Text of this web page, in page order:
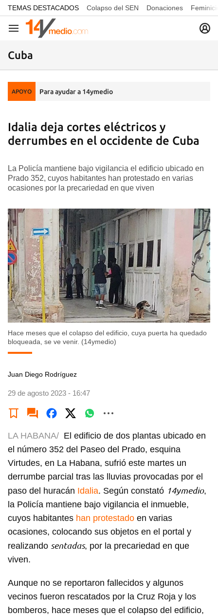
common.go-to-content
TEMAS DESTACADOS Colapso del SEN Donaciones
Navegación
Cuba
APOYO Para ayudar a 14ymedio
Idalia deja cortes eléctricos y
derrumbes en el occidente de Cuba
La Policía mantiene bajo vigilancia el edificio ubicado en
Prado 352, cuyos habitantes han protestado en varias
ocasiones por la precariedad en que viven
Hace meses que el colapso del edificio, cuya puerta ha quedado
bloqueada, se ve venir. (14ymedio)
Juan Diego Rodríguez
29 de agosto 2023 - 16:47
LA HABANA/ El edificio de dos plantas ubicado en
el número 352 del Paseo del Prado, esquina
Virtudes, en La Habana, sufrió este martes un
derrumbe parcial tras las lluvias provocadas por el
paso del huracán Idalia. Según constató 14ymedio,
la Policía mantiene bajo vigilancia el inmueble,
cuyos habitantes han protestado en varias
ocasiones, colocando sus objetos en el portal y
realizando sentadas, por la precariedad en que
viven.
Aunque no se reportaron fallecidos y algunos
vecinos fueron rescatados por la Cruz Roja y los
bomberos, hace meses que el colapso del edificio,